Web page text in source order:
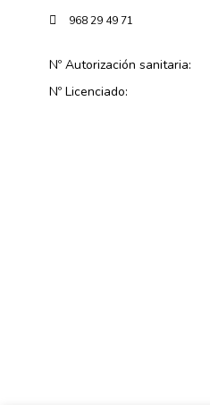
968 29 49 71
Nº Autorización sanitaria:
Nº Licenciado: